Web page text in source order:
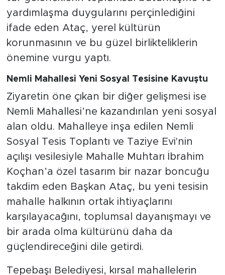
tür geleneklerin toplumsal bütünleşme ve
yardımlaşma duygularını perçinlediğini
ifade eden Ataç, yerel kültürün
korunmasının ve bu güzel birlikteliklerin
Nemli Mahallesi Yeni Sosyal Tesisine Kavuştu
Ziyaretin öne çıkan bir diğer gelişmesi ise
Nemli Mahallesi’ne kazandırılan yeni sosyal
alan oldu. Mahalleye inşa edilen Nemli
Sosyal Tesis Toplantı ve Taziye Evi'nin
açılışı vesilesiyle Mahalle Muhtarı İbrahim
Koçhan’a özel tasarım bir nazar boncuğu
takdim eden Başkan Ataç, bu yeni tesisin
mahalle halkının ortak ihtiyaçlarını
karşılayacağını, toplumsal dayanışmayı ve
bir arada olma kültürünü daha da